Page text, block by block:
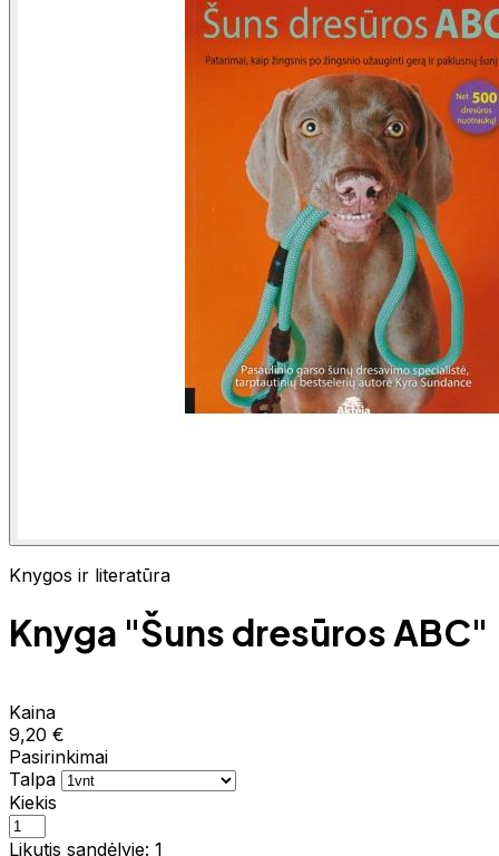
Knygos ir literatūra
Knyga "Šuns dresūros ABC"
Kaina
9,20 €
Pasirinkimai
Talpa
Kiekis
Likutis sandėlyje: 1